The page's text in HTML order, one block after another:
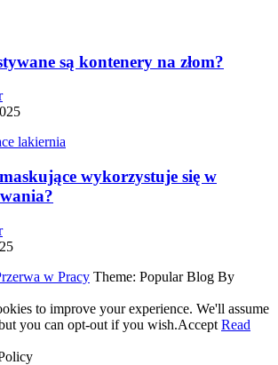
są kontenery na złom?
wykorzystuje się w
w Pracy Theme: Popular Blog By
to improve your experience. We'll assume
you can opt-out if you wish.Accept Read